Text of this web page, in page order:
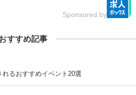
Sponsored by
すすめ記事
るおすすめイベント20選